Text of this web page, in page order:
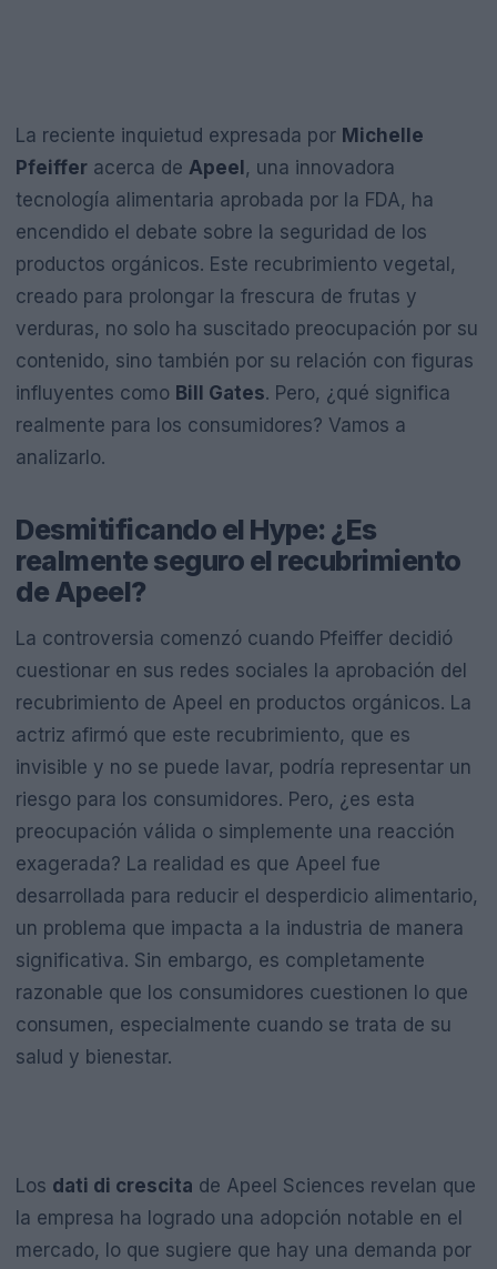
La reciente inquietud expresada por Michelle
Pfeiffer acerca de Apeel , una innovadora
tecnología alimentaria aprobada por la FDA, ha
encendido el debate sobre la seguridad de los
productos orgánicos. Este recubrimiento vegetal,
creado para prolongar la frescura de frutas y
verduras, no solo ha suscitado preocupación por su
contenido, sino también por su relación con figuras
influyentes como Bill Gates. Pero, ¿qué significa
realmente para los consumidores? Vamos a
analizarlo.
Desmitificando el Hype: ¿Es
realmente seguro el recubrimiento
de Apeel?
La controversia comenzó cuando Pfeiffer decidió
cuestionar en sus redes sociales la aprobación del
recubrimiento de Apeel en productos orgánicos. La
actriz afirmó que este recubrimiento, que es
invisible y no se puede lavar, podría representar un
riesgo para los consumidores. Pero, ¿es esta
preocupación válida o simplemente una reacción
exagerada? La realidad es que Apeel fue
desarrollada para reducir el desperdicio alimentario,
un problema que impacta a la industria de manera
significativa. Sin embargo, es completamente
razonable que los consumidores cuestionen lo que
consumen, especialmente cuando se trata de su
salud y bienestar.
Los dati di crescita de Apeel Sciences revelan que
la empresa ha logrado una adopción notable en el
mercado, lo que sugiere que hay una demanda por